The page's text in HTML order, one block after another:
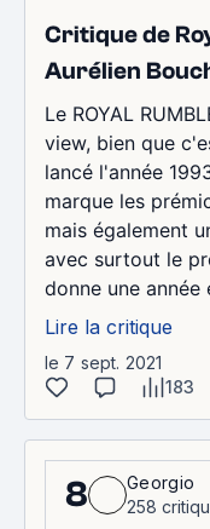
Critique de
Aurélien
Le ROYAL
view, bien que
lancé l'année
marque les
mais également
avec surtout le
donne une année
Lire la critique
le 7 sept. 2021
183
8
Georgio
258